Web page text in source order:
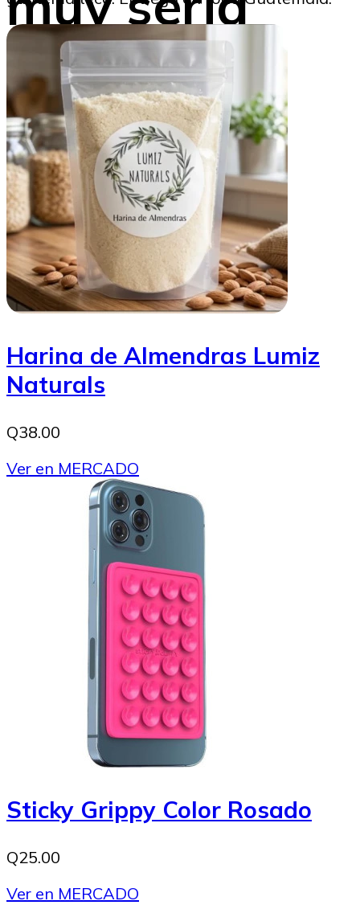
Marysabel Aldana
22/08/2025
Harina de Almendras Lumiz
Naturals
Q38.00
Ver en MERCADO
Sticky Grippy Color Rosado
Q25.00
Ver en MERCADO